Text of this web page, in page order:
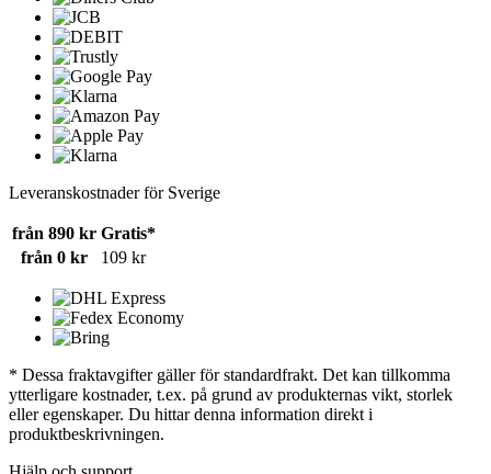
Leveranskostnader för Sverige
från 890 kr Gratis*
från 0 kr
109 kr
* Dessa fraktavgifter gäller för standardfrakt. Det kan tillkomma
ytterligare kostnader, t.ex. på grund av produkternas vikt, storlek
eller egenskaper. Du hittar denna information direkt i
produktbeskrivningen.